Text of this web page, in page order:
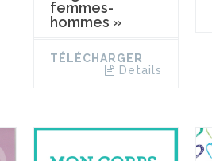
femmes-
hommes »
TÉLÉCHARGER
Details